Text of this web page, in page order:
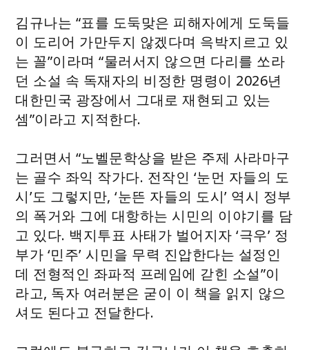
김규나는 “표를 도둑맞은 피해자에게 도둑들
이 도리어 가만두지 않겠다며 윽박지르고 있
는 꼴”이라며 “물러서지 않으면 다리를 쏘라
던 소설 속 독재자의 비정한 명령이 2026년
대한민국 광장에서 그대로 재현되고 있는
셈”이라고 지적한다.
그러면서 “노벨문학상을 받은 주제 사라마구
는 골수 좌익 작가다. 전작인 ‘눈먼 자들의 도
시’도 그렇지만, ‘눈뜬 자들의 도시’ 역시 정부
의 폭거와 그에 대항하는 시민의 이야기를 담
고 있다. 백지투표 사태가 벌어지자 ‘극우’ 정
부가 ‘민주’ 시민을 무력 진압한다는 설정인
데 전형적인 좌파적 프레임에 갇힌 소설”이
라고, 독자 여러분은 굳이 이 책을 읽지 않으
셔도 된다고 전달한다.